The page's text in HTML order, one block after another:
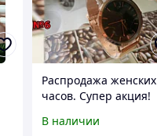
Распродажа женских
часов. Супер акция!
В наличии